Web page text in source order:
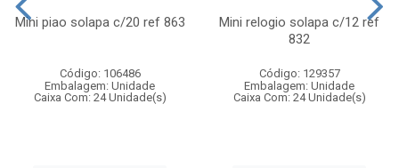
Mini piao solapa c/20 ref 863
Código: 106486
Embalagem: Unidade
Caixa Com: 24 Unidade(s)
Mini relogio solapa c/12 ref
832
Código: 129357
Embalagem: Unidade
Caixa Com: 24 Unidade(s)